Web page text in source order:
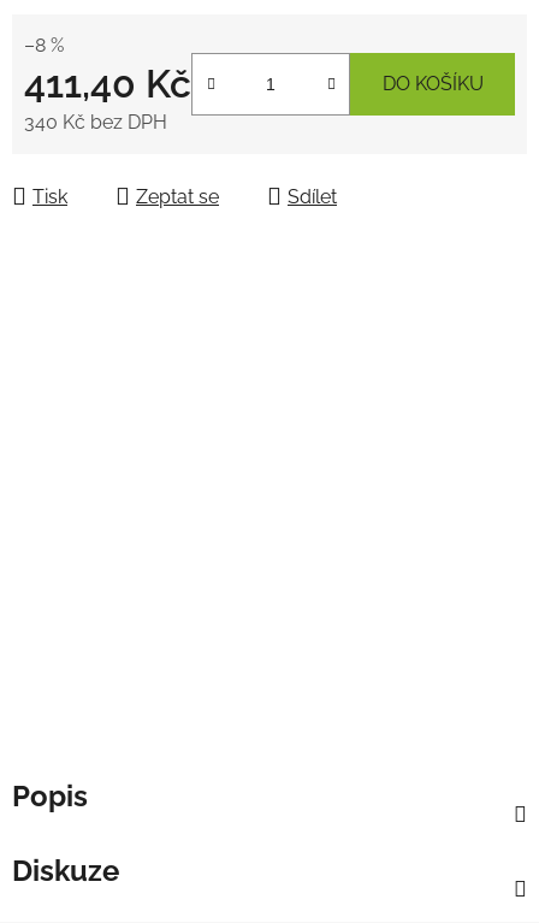
–8 %
411,40 Kč
340 Kč bez DPH
DO KOŠÍKU
Tisk Zeptat se Sdílet
Popis
Diskuze